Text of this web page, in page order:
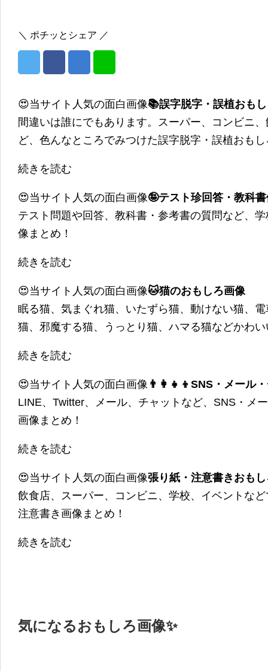
＼ ポチッとシェア ／
😍当サイト人気の面白画像📚誤字脱字・誤植おも
間違いは誰にでもあります。スーパー、コンビニ
ど、色んなところでみつけた誤字脱字・誤植おも
続きを読む
😍当サイト人気の面白画像🤪テスト珍回答・教科
テスト問題や回答、教科書・参考書の質問など、
像まとめ！
続きを読む
😍当サイト人気の面白画像🐱猫のおもしろ画像
眠る猫、気まぐれ猫、いたずら猫、動けない猫、
猫、邪魔する猫、うっとり猫、ハマる猫などかわ
続きを読む
😍当サイト人気の面白画像 👨‍👩‍👧‍👦SNS・メール
LINE、Twitter、メール、チャットなど、SNS・メ
画像まとめ！
続きを読む
😍当サイト人気の面白画像張り紙・注意書きおも
飲食店、スーパー、コンビニ、学校、イベントな
注意書き画像まとめ！
続きを読む
気になるおもしろ画像✨